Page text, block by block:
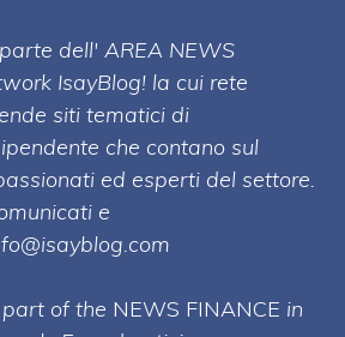
dell' AREA NEWS
IsayBlog! la cui rete
siti tematici di
che contano sul
ed esperti del settore.
e
of the NEWS FINANCE in